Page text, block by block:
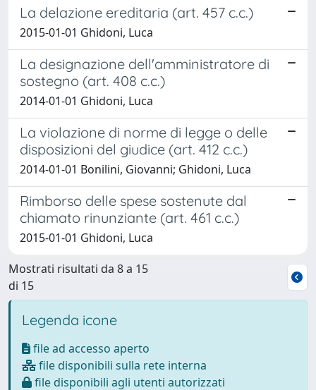
La delazione ereditaria (art. 457 c.c.)
2015-01-01 Ghidoni, Luca
La designazione dell'amministratore di
sostegno (art. 408 c.c.)
2014-01-01 Ghidoni, Luca
La violazione di norme di legge o delle
disposizioni del giudice (art. 412 c.c.)
2014-01-01 Bonilini, Giovanni; Ghidoni, Luca
Rimborso delle spese sostenute dal
chiamato rinunziante (art. 461 c.c.)
2015-01-01 Ghidoni, Luca
Mostrati risultati da 8 a 15
di 15
Legenda icone
file ad accesso aperto
file disponibili sulla rete interna
file disponibili agli utenti autorizzati